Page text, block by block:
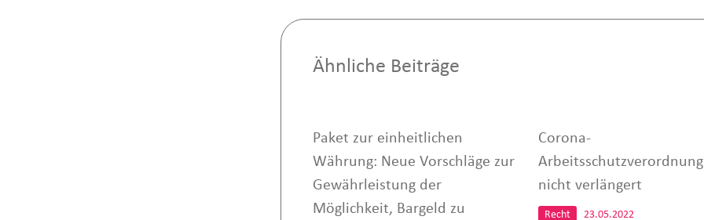
Ähnliche Beiträge
Paket zur einheitlichen
Währung: Neue Vorschläge zur
Gewährleistung der
Möglichkeit, Bargeld zu
Corona-
nicht verlängert
Recht 23.05.2022